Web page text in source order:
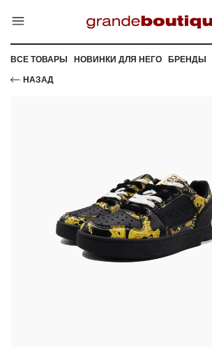
ВСЕ ТОВАРЫ НОВИНКИ ДЛЯ НЕГО БРЕНДЫ
НАЗАД